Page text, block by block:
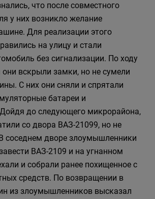
что после совместного
у них возникло желание
Для реализации этого
на улицу и стали
без сигнализации. По ходу
вскрыли замки, но не сумели
С них они сняли и спрятали
батареи и
до следующего микрорайона,
со двора ВАЗ-21099, но не
соседнем дворе злоумышленники
ВАЗ-2109 и на угнанном
и собрали ранее похищенное с
средств. По возвращении в
из злоумышленников высказал